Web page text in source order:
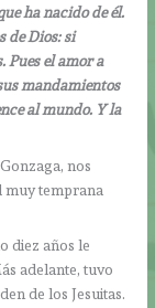
ha nacido de él.
de Dios: si
Pues el amor a
mandamientos
al mundo. Y la
nos
muy temprana
diez años le
adelante, tuvo
de los Jesuitas.